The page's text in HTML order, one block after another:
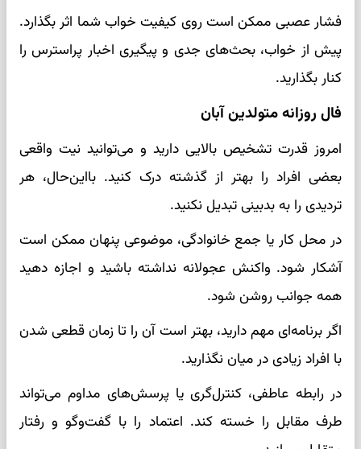
فشار عصبی ممکن است روی کیفیت خواب شما اثر بگذارد.
پیش از خواب، بحث‌های جدی و پیگیری اخبار پراسترس را
کنار بگذارید.
فال روزانه متولدین آبان
امروز قدرت تشخیص بالایی دارید و می‌توانید نیت واقعی
بعضی افراد را بهتر از گذشته درک کنید. بااین‌حال، هر
تردیدی را به بدبینی تبدیل نکنید.
در محل کار یا جمع خانوادگی، موضوعی پنهان ممکن است
آشکار شود. واکنش عجولانه نداشته باشید و اجازه دهید
همه جوانب روشن شود.
اگر برنامه‌ای مهم دارید، بهتر است آن را تا زمان قطعی شدن
با افراد زیادی در میان نگذارید.
در رابطه عاطفی، کنترل‌گری یا پرسش‌های مداوم می‌تواند
طرف مقابل را خسته کند. اعتماد را با گفت‌وگو و رفتار